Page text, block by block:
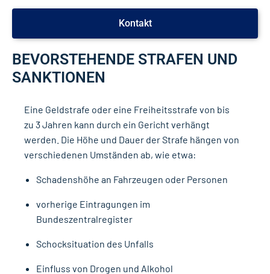
Kontakt
BEVORSTEHENDE STRAFEN UND
SANKTIONEN
Eine Geldstrafe oder eine Freiheitsstrafe von bis
zu 3 Jahren kann durch ein Gericht verhängt
werden. Die Höhe und Dauer der Strafe hängen von
verschiedenen Umständen ab, wie etwa:
Schadenshöhe an Fahrzeugen oder Personen
vorherige Eintragungen im
Bundeszentralregister
Schocksituation des Unfalls
Einfluss von Drogen und Alkohol